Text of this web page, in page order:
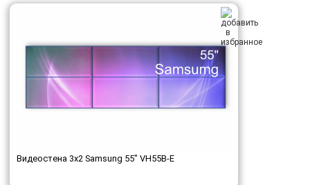
Видеостена 3x2 Samsung 55" VH55B-E